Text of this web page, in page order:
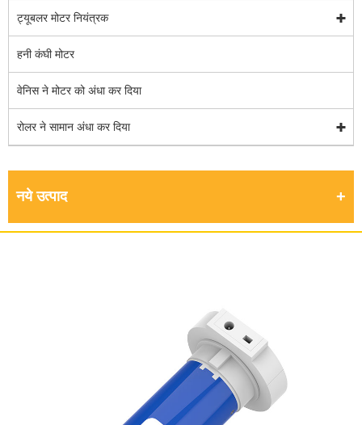
ट्यूबलर मोटर नियंत्रक
हनी कंघी मोटर
वेनिस ने मोटर को अंधा कर दिया
रोलर ने सामान अंधा कर दिया
नये उत्पाद